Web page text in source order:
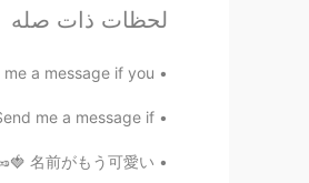
لحظات ذات صله
a message if you ...
me a message if...
うのがある🥜🍓 名前がもう可愛い。 ...